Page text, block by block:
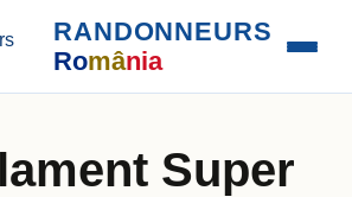
RANDONNEURS
România
Super